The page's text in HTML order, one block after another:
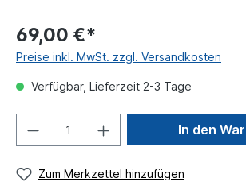
69,00 €*
Preise inkl. MwSt. zzgl. Versandkosten
Verfügbar, Lieferzeit 2-3 Tage
In den
Zum Merkzettel hinzufügen